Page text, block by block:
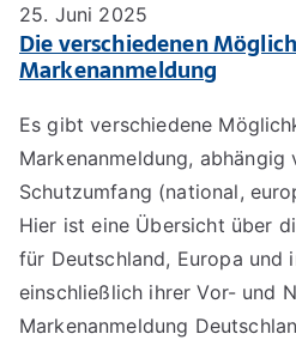
25. Juni 2025
Die verschiedenen
Markenanmeldung
Es gibt verschiedene
Markenanmeldung, abhängig
Schutzumfang (national,
Hier ist eine Übersicht über
für Deutschland, Europa und
einschließlich ihrer Vor- und
Markenanmeldung